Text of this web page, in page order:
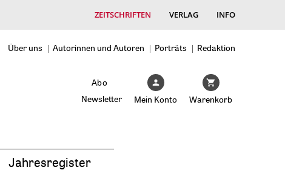
ZEITSCHRIFTEN VERLAG INFO
Über uns Autorinnen und Autoren Porträts
Redaktion
Abo
Newsletter
Mein Konto Warenkorb
Jahresregister